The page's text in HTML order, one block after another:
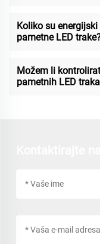
Koliko su
pametne LED
Možem li
pametnih LED